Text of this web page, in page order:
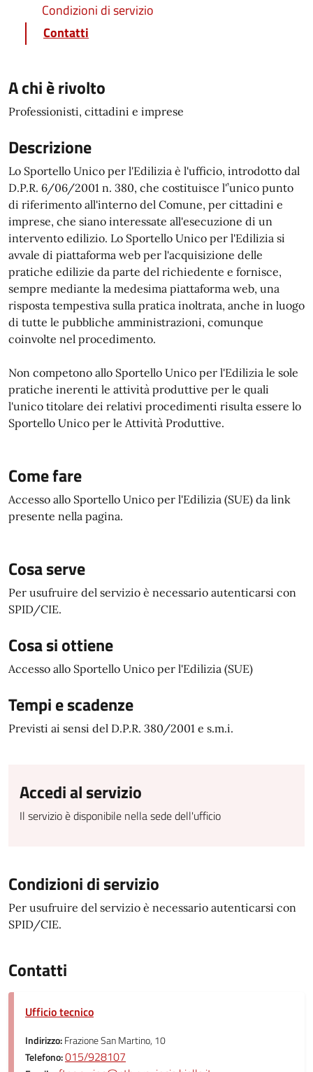
Condizioni di servizio
Contatti
A chi è rivolto
Professionisti, cittadini e imprese
Descrizione
Lo Sportello Unico per l'Edilizia è l'ufficio, introdotto dal
D.P.R. 6/06/2001 n. 380, che costituisce l'’unico punto
di riferimento all'interno del Comune, per cittadini e
imprese, che siano interessate all'esecuzione di un
intervento edilizio. Lo Sportello Unico per l'Edilizia si
avvale di piattaforma web per l'acquisizione delle
pratiche edilizie da parte del richiedente e fornisce,
sempre mediante la medesima piattaforma web, una
risposta tempestiva sulla pratica inoltrata, anche in luogo
di tutte le pubbliche amministrazioni, comunque
coinvolte nel procedimento.
Non competono allo Sportello Unico per l'Edilizia le sole
pratiche inerenti le attività produttive per le quali
l'unico titolare dei relativi procedimenti risulta essere lo
Sportello Unico per le Attività Produttive.
Come fare
Accesso allo Sportello Unico per l'Edilizia (SUE) da link
presente nella pagina.
Cosa serve
Per usufruire del servizio è necessario autenticarsi con
SPID/CIE.
Cosa si ottiene
Accesso allo Sportello Unico per l'Edilizia (SUE)
Tempi e scadenze
Previsti ai sensi del D.P.R. 380/2001 e s.m.i.
Accedi al servizio
Il servizio è disponibile nella sede dell'ufficio
Condizioni di servizio
Per usufruire del servizio è necessario autenticarsi con
SPID/CIE.
Contatti
Ufficio tecnico
Indirizzo:Frazione San Martino, 10
Telefono:015/928107